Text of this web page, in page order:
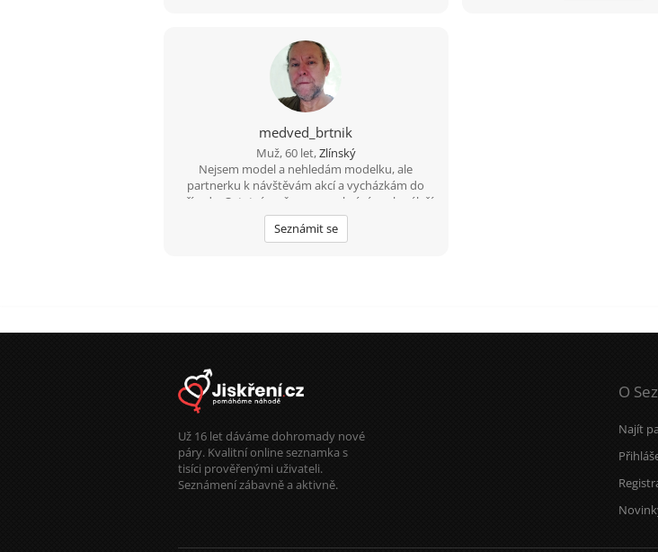
medved_brtnik
Muž, 60 let,Zlínský
Nejsem model a nehledám modelku, ale
partnerku k návštěvám akcí a vycházkám do
přírody. Ostatním věcem se nebráním, ale záleží
na vzájemné přitažlivosti.
Seznámit se
Už 16 let dáváme dohromady nové
páry. Kvalitní online seznamka s
tisíci prověřenými uživateli.
Seznámení zábavně a aktivně.
O
Najít